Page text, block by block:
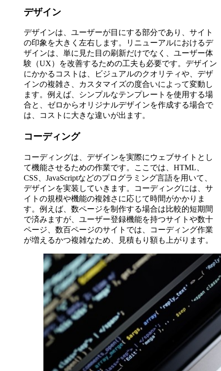
デザイン
デザインは、ユーザーが目にする部分であり、サイト
の印象を大きく左右します。リニューアルにおけるデ
ザインは、単に見た目の刷新だけでなく、ユーザー体
験（UX）を改善するための工夫も必要です。デザイン
にかかるコストは、ビジュアルのクオリティや、デザ
インの複雑さ、カスタマイズの度合いによって変動し
ます。例えば、シンプルなテンプレートを使用する場
合と、ゼロからオリジナルデザインを作成する場合で
は、コストに大きな違いが出ます。
コーディング
コーディングは、デザインを実際にウェブサイトとし
て機能させるための作業です。ここでは、HTML、
CSS、JavaScriptなどのプログラミング言語を用いて、
デザインを実装していきます。コーディングには、サ
イトの規模や機能の複雑さに応じて時間がかかりま
す。例えば、数ページを制作する場合は比較的短期間
で済みますが、ユーザー登録機能を持つサイトや数十
ページ、数百ページのサイトでは、コーディング作業
が増えるかつ複雑なため、見積もり額も上がります。